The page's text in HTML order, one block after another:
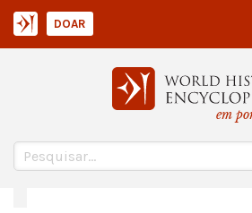
em
DOAR